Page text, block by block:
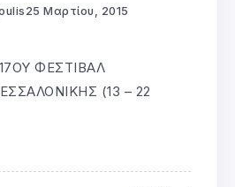
25 Μαρτίου, 2015
ΦΕΣΤΙΒΑΛ
(13 – 22